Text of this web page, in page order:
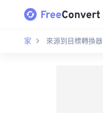
家 來源到目標轉換器